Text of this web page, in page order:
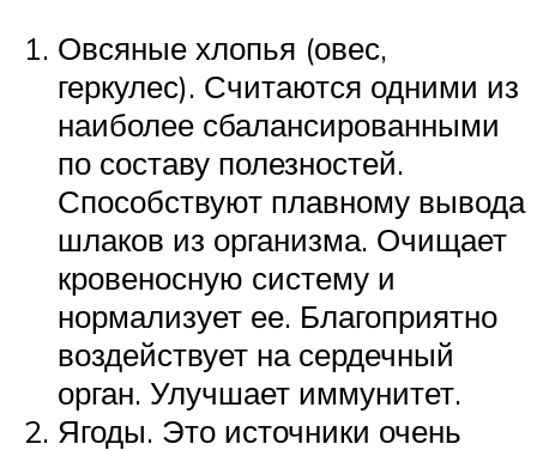
Овсяные хлопья (овес,
геркулес). Считаются одними из
наиболее сбалансированными
по составу полезностей.
Способствуют плавному вывода
шлаков из организма. Очищает
кровеносную систему и
нормализует ее. Благоприятно
воздействует на сердечный
орган. Улучшает иммунитет.
Ягоды. Это источники очень